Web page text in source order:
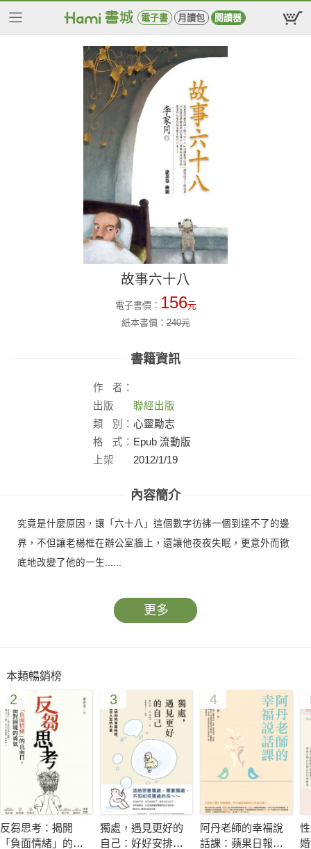
電子書 月讀包 閱讀器
故事六十八
電子書價： 156元
紙本書價：240元
書籍資訊
作
者：
出版
社：
聯經出版
類
別： 心靈勵志
格
式： Epub 流動版
上架
2012/1/19
內容簡介
究竟是什麼原因，讓「六十八」這個數字彷彿一個到達不了的邊
界，不但讓老楊框在辦公室牆上，還讓他夜夜失眠，更意外而徹
底地改變了他的一生......
更多
本類暢銷榜
2
反芻思考：揭開
「負面情緒」的真
3
獨處，遇見更好的
自己：好好安排你
4
阿丹老師的幸福說
話課：蘋果日報專